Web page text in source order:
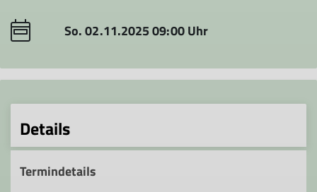
So. 02.11.2025 09:00 Uhr
Details
Termindetails